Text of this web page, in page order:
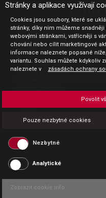
Jak nakupovat
Obchodní podmínky
GDPR - ochrana osobních
Profil zadavatele
Sdělení před uzavřením
Platba
Povinná publicita
Copyright CESK 2026 |
Stránky a aplikace využívají
Cookies jsou soubory, které se
stránky, díky nim můžeme
webovými stránkami, vstřícněji s
chování nebo cílit marketingové
informace naleznete popsané
variantu. Souhlas můžete kdykoliv
naleznete v
zásadách ochrany
Pouze nezbytné cookies
Povolit
Nezbytné
Analytické
Zobrazit cookie info